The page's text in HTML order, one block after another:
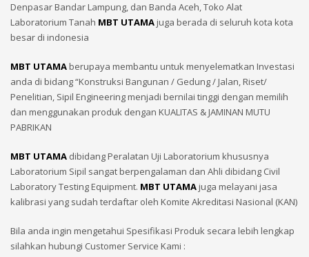
Denpasar Bandar Lampung, dan Banda Aceh, Toko Alat
Laboratorium Tanah MBT UTAMAjuga berada di seluruh kota kota
besar di indonesia
MBT UTAMAberupaya membantu untuk menyelematkan Investasi
anda di bidang “Konstruksi Bangunan / Gedung / Jalan, Riset/
Penelitian, Sipil Engineering menjadi bernilai tinggi dengan memilih
dan menggunakan produk dengan KUALITAS & JAMINAN MUTU
PABRIKAN
MBT UTAMA dibidang Peralatan Uji Laboratorium khususnya
Laboratorium Sipil sangat berpengalaman dan Ahli dibidang Civil
Laboratory Testing Equipment. MBT UTAMAjuga melayani jasa
kalibrasi yang sudah terdaftar oleh Komite Akreditasi Nasional (KAN)
Bila anda ingin mengetahui Spesifikasi Produk secara lebih lengkap
silahkan hubungi Customer Service Kami :